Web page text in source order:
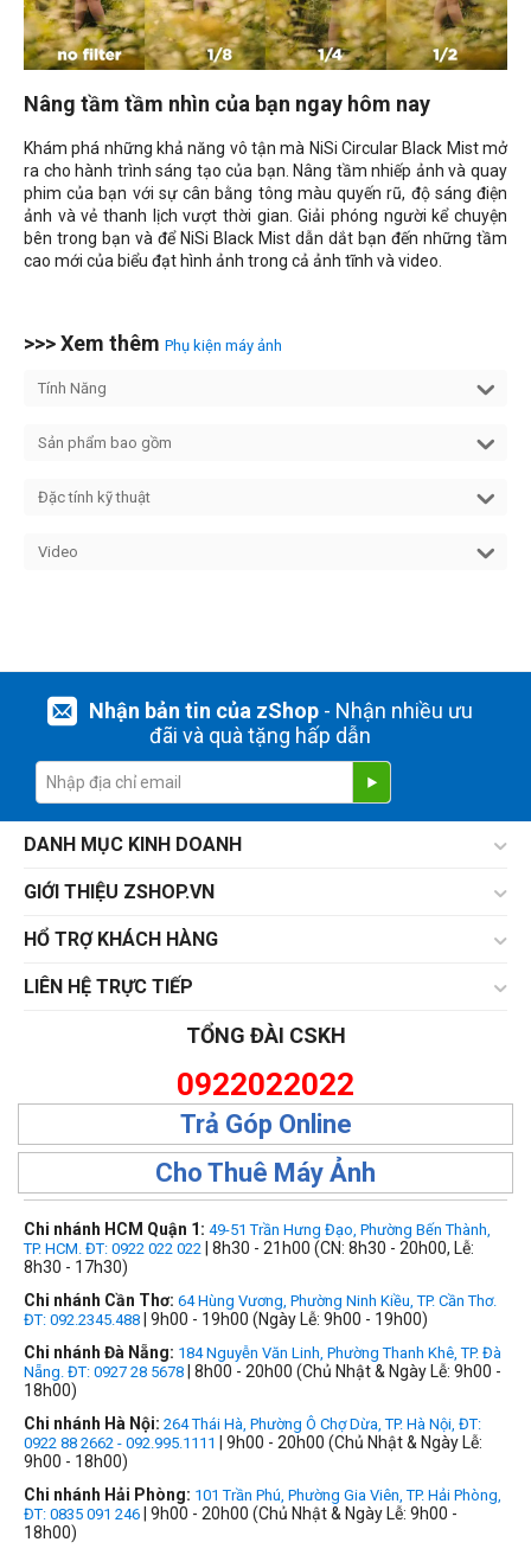
Nâng tầm tầm nhìn của bạn ngay hôm nay
Khám phá những khả năng vô tận mà NiSi Circular Black Mist mở
ra cho hành trình sáng tạo của bạn. Nâng tầm nhiếp ảnh và quay
phim của bạn với sự cân bằng tông màu quyến rũ, độ sáng điện
ảnh và vẻ thanh lịch vượt thời gian. Giải phóng người kể chuyện
bên trong bạn và để NiSi Black Mist dẫn dắt bạn đến những tầm
cao mới của biểu đạt hình ảnh trong cả ảnh tĩnh và video.
>>> Xem thêm Phụ kiện máy ảnh
Tính Năng
Sản phẩm bao gồm
Đặc tính kỹ thuật
Video
Nhận bản tin của zShop- Nhận nhiều ưu
đãi và quà tặng hấp dẫn
DANH MỤC KINH DOANH
GIỚI THIỆU ZSHOP.VN
HỔ TRỢ KHÁCH HÀNG
LIÊN HỆ TRỰC TIẾP
TỔNG ĐÀI CSKH
0922022022
Trả Góp Online
Cho Thuê Máy Ảnh
Chi nhánh HCM Quận 1: 49-51 Trần Hưng Đạo, Phường Bến Thành,
TP. HCM. ĐT: 0922 022 022 | 8h30 - 21h00 (CN: 8h30 - 20h00, Lễ:
8h30 - 17h30)
Chi nhánh Cần Thơ: 64 Hùng Vương, Phường Ninh Kiều, TP. Cần Thơ.
ĐT: 092.2345.488 | 9h00 - 19h00 (Ngày Lễ: 9h00 - 19h00)
Chi nhánh Đà Nẵng: 184 Nguyễn Văn Linh, Phường Thanh Khê, TP. Đà
Nẵng. ĐT: 0927 28 5678 | 8h00 - 20h00 (Chủ Nhật & Ngày Lễ: 9h00 -
18h00)
Chi nhánh Hà Nội: 264 Thái Hà, Phường Ô Chợ Dừa, TP. Hà Nội, ĐT:
0922 88 2662 - 092.995.1111
| 9h00 - 20h00 (Chủ Nhật & Ngày Lễ:
9h00 - 18h00)
Chi nhánh Hải Phòng: 101 Trần Phú, Phường Gia Viên, TP. Hải Phòng,
ĐT: 0835 091 246 | 9h00 - 20h00 (Chủ Nhật & Ngày Lễ: 9h00 -
18h00)